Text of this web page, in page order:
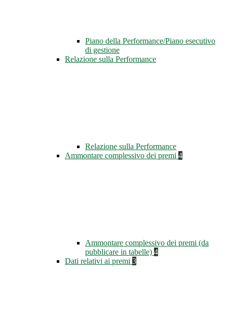
Piano della Performance/Piano esecutivo
di gestione
Relazione sulla Performance
Relazione sulla Performance
Ammontare complessivo dei premi 4
Ammontare complessivo dei premi (da
pubblicare in tabelle) 4
Dati relativi ai premi 3